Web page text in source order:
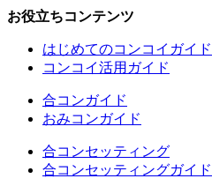
お役立ちコンテンツ
はじめてのコンコイガイド
コンコイ活用ガイド
合コンガイド
おみコンガイド
合コンセッティング
合コンセッティングガイド